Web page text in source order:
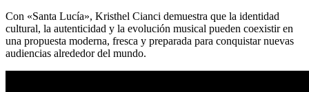
Con «Santa Lucía», Kristhel Cianci demuestra que la identidad
cultural, la autenticidad y la evolución musical pueden coexistir en
una propuesta moderna, fresca y preparada para conquistar nuevas
audiencias alrededor del mundo.